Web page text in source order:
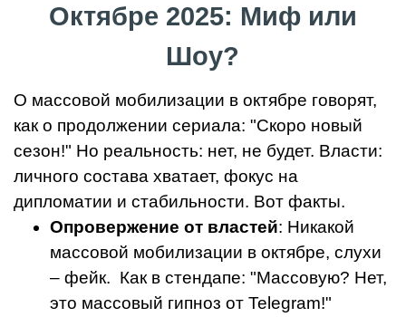
Октябре 2025: Миф или
Шоу?
О массовой мобилизации в октябре говорят,
как о продолжении сериала: "Скоро новый
сезон!" Но реальность: нет, не будет. Власти:
личного состава хватает, фокус на
дипломатии и стабильности. Вот факты.
Опровержение от властей: Никакой
массовой мобилизации в октябре, слухи
– фейк. Как в стендапе: "Массовую? Нет,
это массовый гипноз от Telegram!"